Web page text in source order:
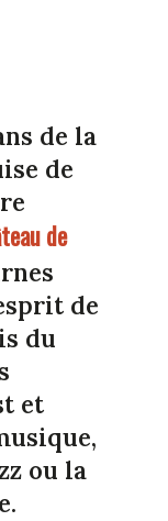
de la
de
de
de
du
et
ou la